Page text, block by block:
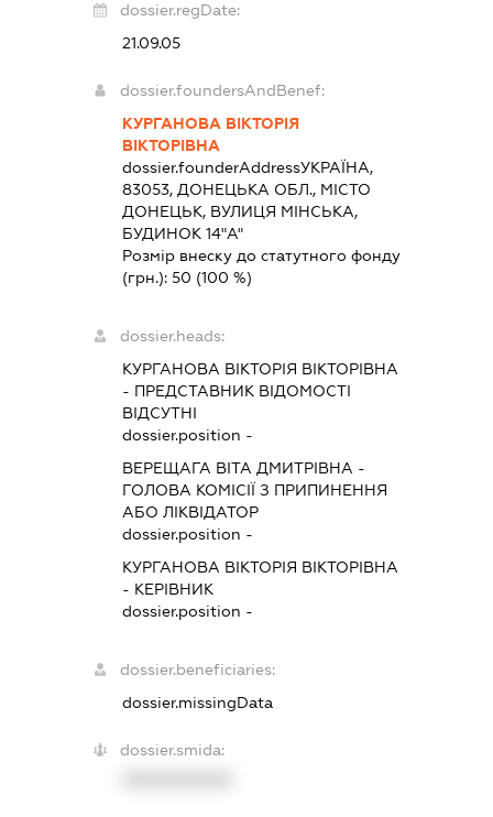
dossier.regDate:
21.09.05
dossier.foundersAndBenef:
КУРГАНОВА ВІКТОРІЯ
ВІКТОРІВНА
dossier.founderAddressУКРАЇНА,
83053, ДОНЕЦЬКА ОБЛ., МІСТО
ДОНЕЦЬК, ВУЛИЦЯ МІНСЬКА,
БУДИНОК 14"А"
Розмір внеску до статутного фонду
(грн.):50 (100 %)
dossier.heads:
КУРГАНОВА ВІКТОРІЯ ВІКТОРІВНА
- ПРЕДСТАВНИК ВІДОМОСТІ
ВІДСУТНІ
dossier.position -
ВЕРЕЩАГА ВІТА ДМИТРІВНА -
ГОЛОВА КОМІСІЇ З ПРИПИНЕННЯ
АБО ЛІКВІДАТОР
dossier.position -
КУРГАНОВА ВІКТОРІЯ ВІКТОРІВНА
- КЕРІВНИК
dossier.position -
dossier.beneficiaries:
dossier.missingData
dossier.smida: